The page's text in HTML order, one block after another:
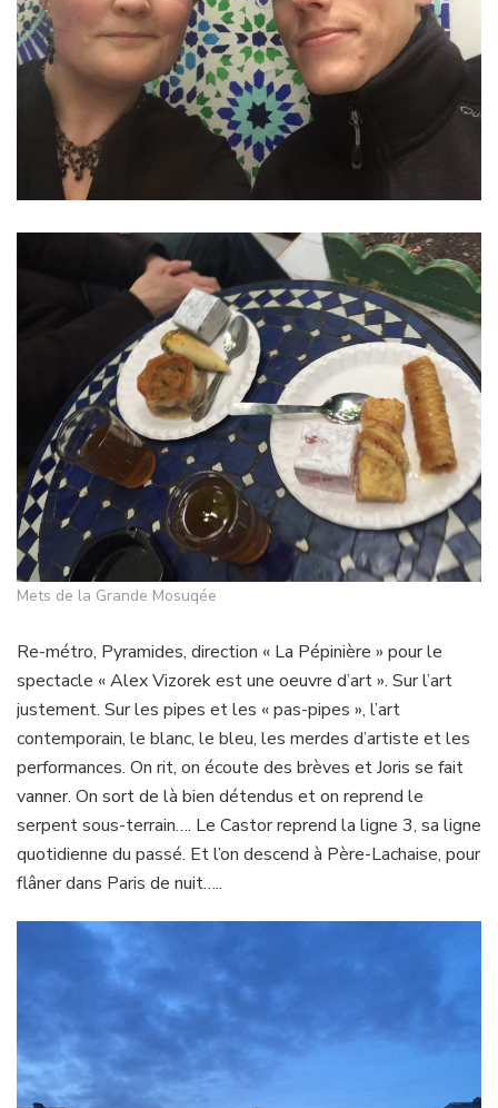
Mets de la Grande Mosuqée
Re-métro, Pyramides, direction « La Pépinière » pour le
spectacle « Alex Vizorek est une oeuvre d’art ». Sur l’art
justement. Sur les pipes et les « pas-pipes », l’art
contemporain, le blanc, le bleu, les merdes d’artiste et les
performances. On rit, on écoute des brèves et Joris se fait
vanner. On sort de là bien détendus et on reprend le
serpent sous-terrain…. Le Castor reprend la ligne 3, sa ligne
quotidienne du passé. Et l’on descend à Père-Lachaise, pour
flâner dans Paris de nuit…..